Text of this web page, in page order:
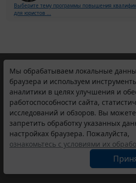
Выберите тему программы повышения
для юристов ...
Мы обрабатываем локальные
браузера и используем
аналитики в целях улучшения и
работоспособности сайта,
исследований и обзоров. Вы можете
запретить обработку указанных
настройках браузера. Пожалуйста,
ознакомьтесь с условиями их
© ООО "НПП "ГАРАНТ-СЕРВИС", 2026.
участниками Российской
Все права на материалы сайта
Полное или частичное
Правила использования портала.
Портал ГАРАНТ.РУ зарегистрирован
надзору в сфере
(Роскомнадзором), Эл № ФС77-58365
ООО "НПП "ГАРАНТ-СЕРВИС", 119234,
Разработчик ЭПС Система ГАРАНТ